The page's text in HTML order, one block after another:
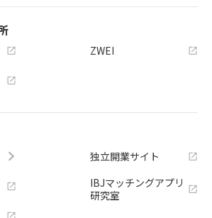
ZWEI
独立開業サイト
IBJマッチングアプリ
研究室